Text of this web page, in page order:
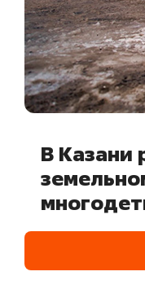
В Казани